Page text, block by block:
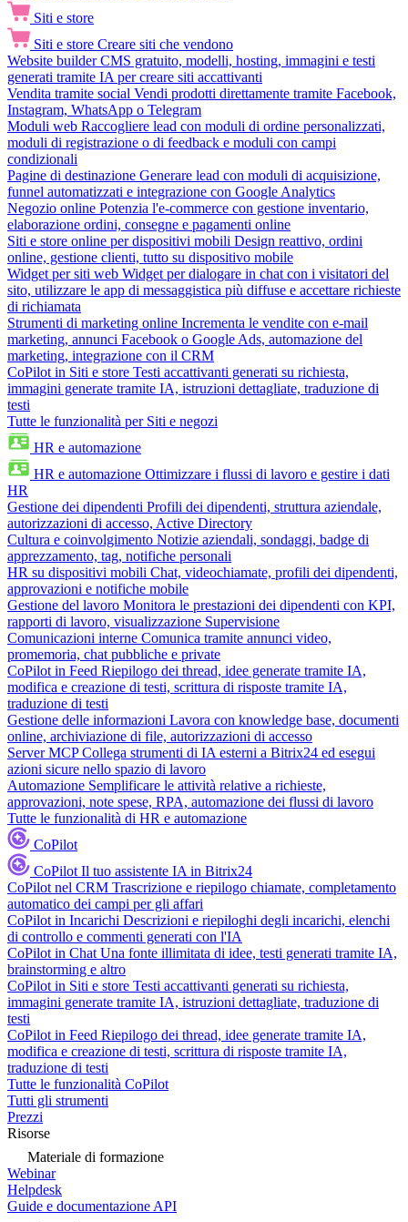
Siti e store
Siti e store Creare siti che vendono
Website builder CMS gratuito, modelli, hosting, immagini e testi
generati tramite IA per creare siti accattivanti
Vendita tramite social Vendi prodotti direttamente tramite Facebook,
Instagram, WhatsApp o Telegram
Moduli web Raccogliere lead con moduli di ordine personalizzati,
moduli di registrazione o di feedback e moduli con campi
condizionali
Pagine di destinazione Generare lead con moduli di acquisizione,
funnel automatizzati e integrazione con Google Analytics
Negozio online Potenzia l'e-commerce con gestione inventario,
elaborazione ordini, consegne e pagamenti online
Siti e store online per dispositivi mobili Design reattivo, ordini
online, gestione clienti, tutto su dispositivo mobile
Widget per siti web Widget per dialogare in chat con i visitatori del
sito, utilizzare le app di messaggistica più diffuse e accettare richieste
di richiamata
Strumenti di marketing online Incrementa le vendite con e-mail
marketing, annunci Facebook o Google Ads, automazione del
marketing, integrazione con il CRM
CoPilot in Siti e store Testi accattivanti generati su richiesta,
immagini generate tramite IA, istruzioni dettagliate, traduzione di
testi
Tutte le funzionalità per Siti e negozi
HR e automazione
HR e automazione Ottimizzare i flussi di lavoro e gestire i dati
HR
Gestione dei dipendenti Profili dei dipendenti, struttura aziendale,
autorizzazioni di accesso, Active Directory
Cultura e coinvolgimento Notizie aziendali, sondaggi, badge di
apprezzamento, tag, notifiche personali
HR su dispositivi mobili Chat, videochiamate, profili dei dipendenti,
approvazioni e notifiche mobile
Gestione del lavoro Monitora le prestazioni dei dipendenti con KPI,
rapporti di lavoro, visualizzazione Supervisione
Comunicazioni interne Comunica tramite annunci video,
promemoria, chat pubbliche e private
CoPilot in Feed Riepilogo dei thread, idee generate tramite IA,
modifica e creazione di testi, scrittura di risposte tramite IA,
traduzione di testi
Gestione delle informazioni Lavora con knowledge base, documenti
online, archiviazione di file, autorizzazioni di accesso
Server MCP Collega strumenti di IA esterni a Bitrix24 ed esegui
azioni sicure nello spazio di lavoro
Automazione Semplificare le attività relative a richieste,
approvazioni, note spese, RPA, automazione dei flussi di lavoro
Tutte le funzionalità di HR e automazione
CoPilot
CoPilot Il tuo assistente IA in Bitrix24
CoPilot nel CRM Trascrizione e riepilogo chiamate, completamento
automatico dei campi per gli affari
CoPilot in Incarichi Descrizioni e riepiloghi degli incarichi, elenchi
di controllo e commenti generati con l'IA
CoPilot in Chat Una fonte illimitata di idee, testi generati tramite IA,
brainstorming e altro
CoPilot in Siti e store Testi accattivanti generati su richiesta,
immagini generate tramite IA, istruzioni dettagliate, traduzione di
testi
CoPilot in Feed Riepilogo dei thread, idee generate tramite IA,
modifica e creazione di testi, scrittura di risposte tramite IA,
traduzione di testi
Tutte le funzionalità CoPilot
Tutti gli strumenti
Prezzi
Risorse
Materiale di formazione
Webinar
Helpdesk
Guide e documentazione API